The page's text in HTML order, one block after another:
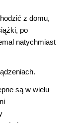
z domu,
po
natychmiast
są w wielu